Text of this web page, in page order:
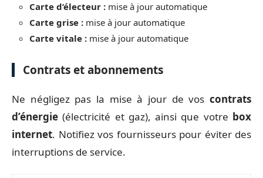
Carte d’électeur : mise à jour automatique
Carte grise : mise à jour automatique
Carte vitale : mise à jour automatique
Contrats et abonnements
Ne négligez pas la mise à jour de vos contrats
d’énergie (électricité et gaz), ainsi que votre box
internet. Notifiez vos fournisseurs pour éviter des
interruptions de service.